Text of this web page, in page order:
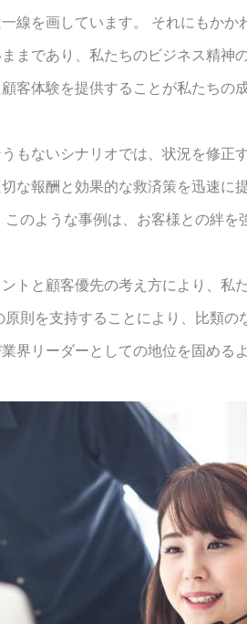
線を画しています。 それにもか
まであり、私たちのビジネス精神
客体験を提供することが私たちの
もないシナリオでは、状況を修正
な報酬と効果的な救済策を迅速に
のような事例は、お客様との絆を
トと顧客優先の考え方により、私
則を支持することにより、比類
界リーダーとしての地位を固める